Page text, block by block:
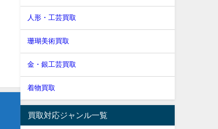
人形・工芸買取
珊瑚美術買取
金・銀工芸買取
着物買取
買取対応ジャンル一覧